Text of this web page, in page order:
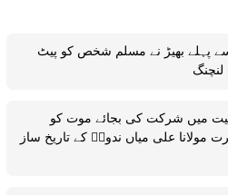
سے پہلے بھیڑ نے مسلم شخص کو پیٹ
میں شرکت کی بجائے موت کو
مولانا علی میاں ندویؒ کے تاریخ ساز